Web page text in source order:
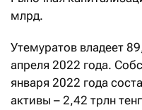
млрд.
Утемуратов владеет
апреля 2022 года.
января 2022 года
активы – 2,42 трлн